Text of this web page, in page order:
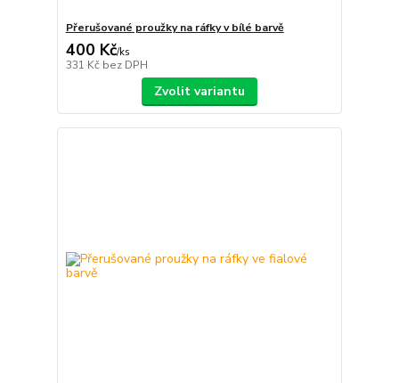
Přerušované proužky na ráfky v bílé barvě
400 Kč/ks
331 Kč bez DPH
Zvolit variantu